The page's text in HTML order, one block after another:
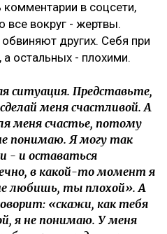
комментарии в соцсети,
все вокруг - жертвы.
других. Себя при
остальных - плохими.
ситуация. Представьте,
меня счастливой. А
меня счастье, потому
понимаю. Я могу так
- и оставаться
в какой-то момент я
любишь, ты плохой». А
«скажи, как тебя
я не понимаю. У меня